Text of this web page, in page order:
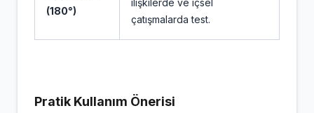
(180°)
ilişkilerde ve içsel
çatışmalarda test.
Pratik Kullanım Önerisi